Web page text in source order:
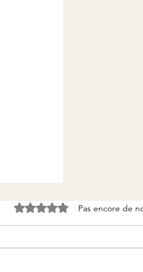
Noté 0 étoile sur 5.Pas encore de